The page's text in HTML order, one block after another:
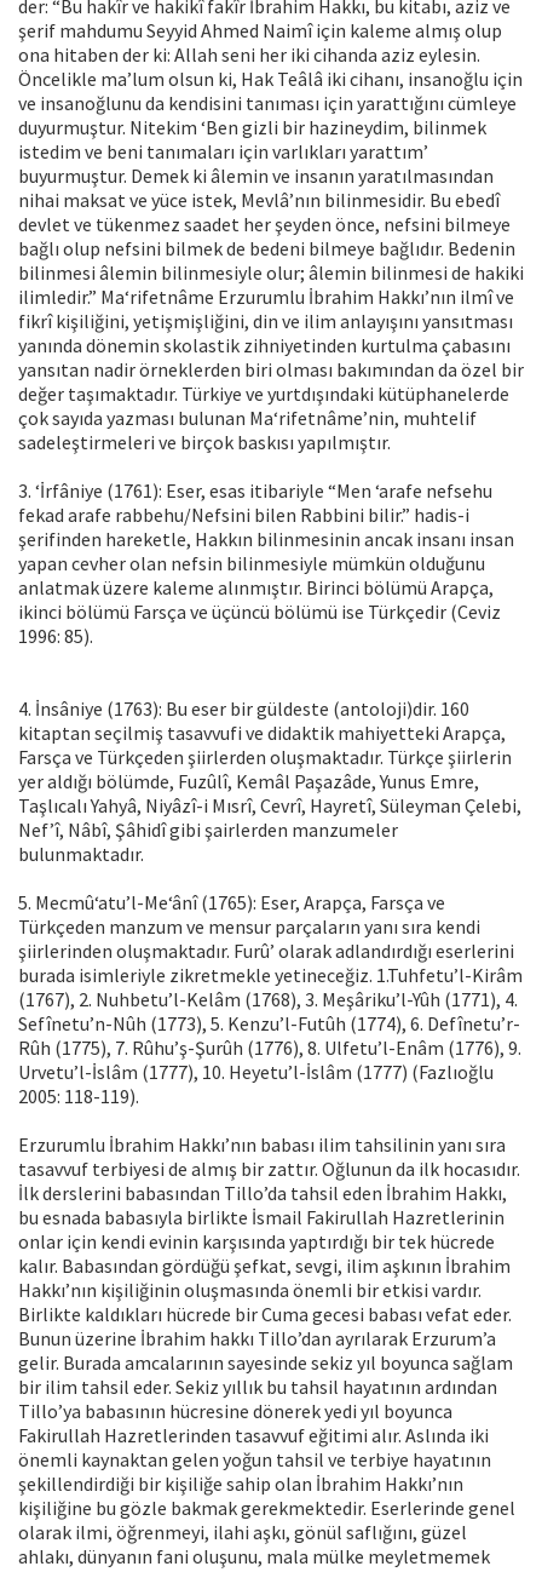
der: “Bu hakîr ve hakikî fakîr İbrahim Hakkı, bu kitabı, aziz ve
şerif mahdumu Seyyid Ahmed Naimî için kaleme almış olup
ona hitaben der ki: Allah seni her iki cihanda aziz eylesin.
Öncelikle ma’lum olsun ki, Hak Teâlâ iki cihanı, insanoğlu için
ve insanoğlunu da kendisini tanıması için yarattığını cümleye
duyurmuştur. Nitekim ‘Ben gizli bir hazineydim, bilinmek
istedim ve beni tanımaları için varlıkları yarattım’
buyurmuştur. Demek ki âlemin ve insanın yaratılmasından
nihai maksat ve yüce istek, Mevlâ’nın bilinmesidir. Bu ebedî
devlet ve tükenmez saadet her şeyden önce, nefsini bilmeye
bağlı olup nefsini bilmek de bedeni bilmeye bağlıdır. Bedenin
bilinmesi âlemin bilinmesiyle olur; âlemin bilinmesi de hakiki
ilimledir.” Ma‘rifetnâme Erzurumlu İbrahim Hakkı’nın ilmî ve
fikrî kişiliğini, yetişmişliğini, din ve ilim anlayışını yansıtması
yanında dönemin skolastik zihniyetinden kurtulma çabasını
yansıtan nadir örneklerden biri olması bakımından da özel bir
değer taşımaktadır. Türkiye ve yurtdışındaki kütüphanelerde
çok sayıda yazması bulunan Ma‘rifetnâme’nin, muhtelif
sadeleştirmeleri ve birçok baskısı yapılmıştır.
3. ‘İrfâniye (1761): Eser, esas itibariyle “Men ‘arafe nefsehu
fekad arafe rabbehu/Nefsini bilen Rabbini bilir.” hadis-i
şerifinden hareketle, Hakkın bilinmesinin ancak insanı insan
yapan cevher olan nefsin bilinmesiyle mümkün olduğunu
anlatmak üzere kaleme alınmıştır. Birinci bölümü Arapça,
ikinci bölümü Farsça ve üçüncü bölümü ise Türkçedir (Ceviz
1996: 85).
4. İnsâniye (1763): Bu eser bir güldeste (antoloji)dir. 160
kitaptan seçilmiş tasavvufi ve didaktik mahiyetteki Arapça,
Farsça ve Türkçeden şiirlerden oluşmaktadır. Türkçe şiirlerin
yer aldığı bölümde, Fuzûlî, Kemâl Paşazâde, Yunus Emre,
Taşlıcalı Yahyâ, Niyâzî-i Mısrî, Cevrî, Hayretî, Süleyman Çelebi,
Nef’î, Nâbî, Şâhidî gibi şairlerden manzumeler
bulunmaktadır.
5. Mecmû‘atu’l-Me‘ânî (1765): Eser, Arapça, Farsça ve
Türkçeden manzum ve mensur parçaların yanı sıra kendi
şiirlerinden oluşmaktadır. Furû’ olarak adlandırdığı eserlerini
burada isimleriyle zikretmekle yetineceğiz. 1.Tuhfetu’l-Kirâm
(1767), 2. Nuhbetu’l-Kelâm (1768), 3. Meşâriku’l-Yûh (1771), 4.
Sefînetu’n-Nûh (1773), 5. Kenzu’l-Futûh (1774), 6. Defînetu’r-
Rûh (1775), 7. Rûhu’ş-Şurûh (1776), 8. Ulfetu’l-Enâm (1776), 9.
Urvetu’l-İslâm (1777), 10. Heyetu’l-İslâm (1777) (Fazlıoğlu
2005: 118-119).
Erzurumlu İbrahim Hakkı’nın babası ilim tahsilinin yanı sıra
tasavvuf terbiyesi de almış bir zattır. Oğlunun da ilk hocasıdır.
İlk derslerini babasından Tillo’da tahsil eden İbrahim Hakkı,
bu esnada babasıyla birlikte İsmail Fakirullah Hazretlerinin
onlar için kendi evinin karşısında yaptırdığı bir tek hücrede
kalır. Babasından gördüğü şefkat, sevgi, ilim aşkının İbrahim
Hakkı’nın kişiliğinin oluşmasında önemli bir etkisi vardır.
Birlikte kaldıkları hücrede bir Cuma gecesi babası vefat eder.
Bunun üzerine İbrahim hakkı Tillo’dan ayrılarak Erzurum’a
gelir. Burada amcalarının sayesinde sekiz yıl boyunca sağlam
bir ilim tahsil eder. Sekiz yıllık bu tahsil hayatının ardından
Tillo’ya babasının hücresine dönerek yedi yıl boyunca
Fakirullah Hazretlerinden tasavvuf eğitimi alır. Aslında iki
önemli kaynaktan gelen yoğun tahsil ve terbiye hayatının
şekillendirdiği bir kişiliğe sahip olan İbrahim Hakkı’nın
kişiliğine bu gözle bakmak gerekmektedir. Eserlerinde genel
olarak ilmi, öğrenmeyi, ilahi aşkı, gönül saflığını, güzel
ahlakı, dünyanın fani oluşunu, mala mülke meyletmemek